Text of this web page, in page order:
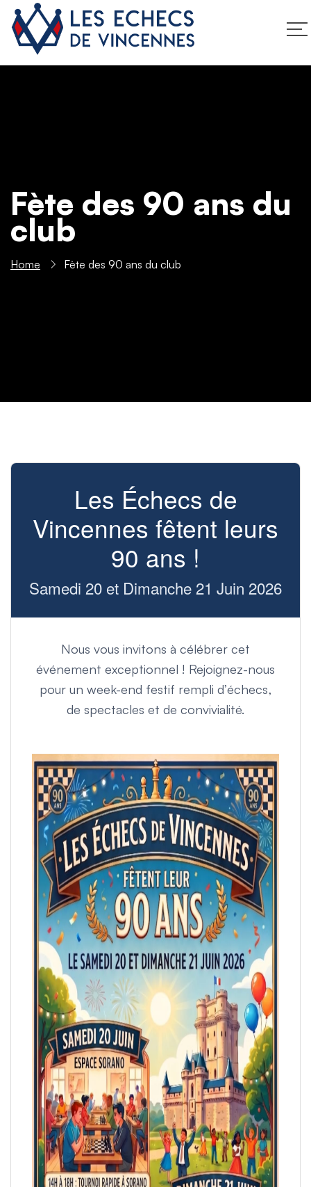
Fète des 90 ans du
club
Home Fète des 90 ans du club
Les Échecs de
Vincennes fêtent leurs
90 ans !
Samedi 20 et Dimanche 21 Juin 2026
Nous vous invitons à célébrer cet
événement exceptionnel ! Rejoignez-nous
pour un week-end festif rempli d’échecs,
de spectacles et de convivialité.